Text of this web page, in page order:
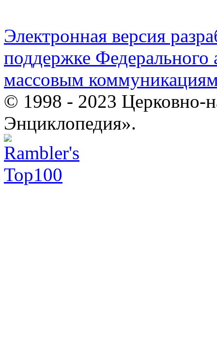
Электронная версия
поддержке Федерального
массовым
© 1998 - 2023 Церковно-
Энциклопедия».